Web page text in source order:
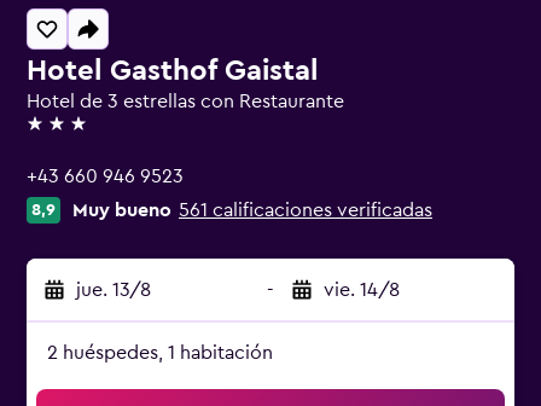
Hotel Gasthof Gaistal
Hotel de 3 estrellas con Restaurante
3 estrellas
+43 660 946 9523
8,9 Muy bueno 561 calificaciones verificadas
jue. 13/8 - vie. 14/8
2 huéspedes, 1 habitación